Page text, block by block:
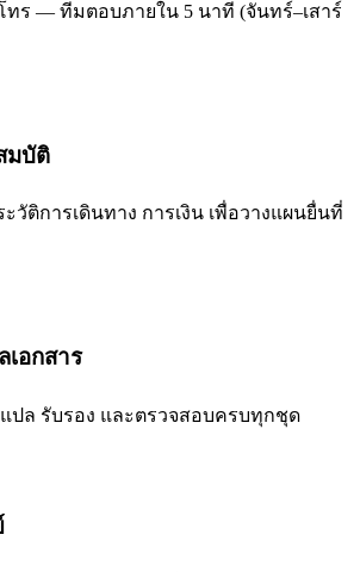
ทร — ทีมตอบภายใน 5 นาที (จันทร์–เสาร์
มบัติ
ะวัติการเดินทาง การเงิน เพื่อวางแผนยื่นที่
เอกสาร
แปล รับรอง และตรวจสอบครบทุกชุด